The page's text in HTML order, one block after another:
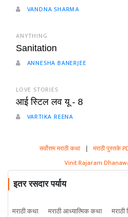
VANDNA SHARMA
ANYTHING
Sanitation
ANNESHA BANERJEE
LOVE STORIES
आई स्टिल लव यू - 8
VARTIKA REENA
सर्वोत्तम मराठी कथा | मराठी पुस्तके
Vinit Rajaram
इतर रसदार पर्याय
मराठी कथा मराठी आध्यात्मिक कथा